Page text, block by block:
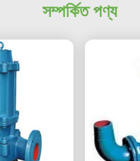
সম্পর্কিত পণ্য